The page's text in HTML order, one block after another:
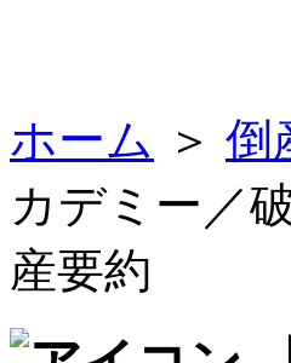
ホーム ＞ 倒
カデミー／
産要約